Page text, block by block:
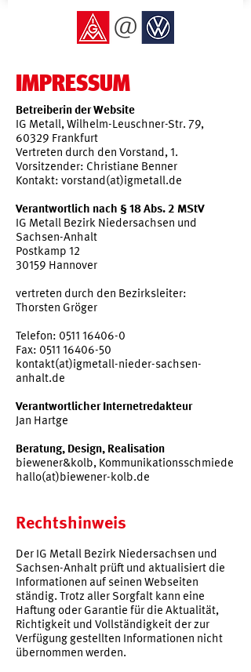
IMPRESSUM
Betreiberin der Website
IG Metall, Wilhelm-Leuschner-Str. 79,
60329 Frankfurt
Vertreten durch den Vorstand, 1.
Vorsitzender: Christiane Benner
Kontakt: vorstand(at)igmetall.de
Verantwortlich nach § 18 Abs. 2 MStV
IG Metall Bezirk Niedersachsen und
Sachsen-Anhalt
Postkamp 12
30159 Hannover
vertreten durch den Bezirksleiter:
Thorsten Gröger
Telefon: 0511 16406-0
Fax: 0511 16406-50
kontakt(at)igmetall-nieder-sachsen-
anhalt.de
Verantwortlicher Internetredakteur
Jan Hartge
Beratung, Design, Realisation
biewener&kolb, Kommunikationsschmiede
hallo(at)biewener-kolb.de
Rechtshinweis
Der IG Metall Bezirk Niedersachsen und
Sachsen-Anhalt prüft und aktualisiert die
Informationen auf seinen Webseiten
ständig. Trotz aller Sorgfalt kann eine
Haftung oder Garantie für die Aktualität,
Richtigkeit und Vollständigkeit der zur
Verfügung gestellten Informationen nicht
übernommen werden.